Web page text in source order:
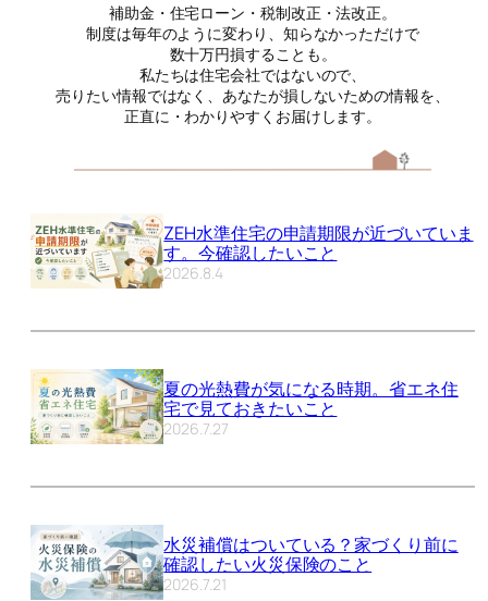
補助金・住宅ローン・税制改正・法改正。
制度は毎年のように変わり、知らなかっただけで
数十万円損することも。
私たちは住宅会社ではないので、
売りたい情報ではなく、あなたが損しないための情報を、
正直に・わかりやすくお届けします。
ZEH水準住宅の申請期限が近づいていま
す。今確認したいこと
2026.8.4
夏の光熱費が気になる時期。省エネ住
宅で見ておきたいこと
2026.7.27
水災補償はついている？家づくり前に
確認したい火災保険のこと
2026.7.21